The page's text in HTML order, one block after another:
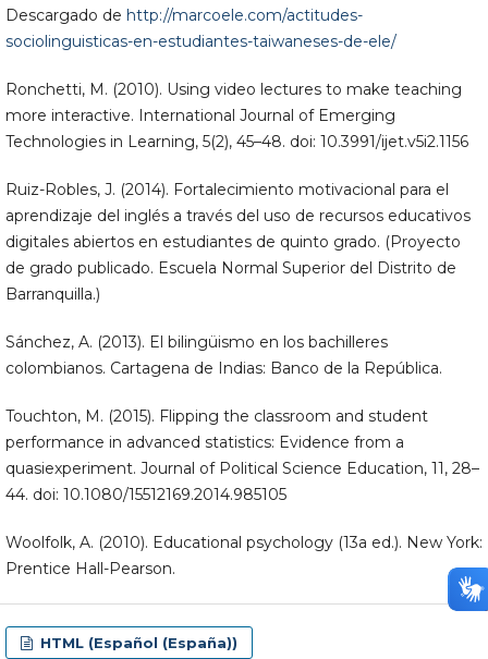
Descargado de http://marcoele.com/actitudes-
sociolinguisticas-en-estudiantes-taiwaneses-de-ele/
Ronchetti, M. (2010). Using video lectures to make teaching
more interactive. International Journal of Emerging
Technologies in Learning, 5(2), 45–48. doi: 10.3991/ijet.v5i2.1156
Ruiz-Robles, J. (2014). Fortalecimiento motivacional para el
aprendizaje del inglés a través del uso de recursos educativos
digitales abiertos en estudiantes de quinto grado. (Proyecto
de grado publicado. Escuela Normal Superior del Distrito de
Barranquilla.)
Sánchez, A. (2013). El bilingüismo en los bachilleres
colombianos. Cartagena de Indias: Banco de la República.
Touchton, M. (2015). Flipping the classroom and student
performance in advanced statistics: Evidence from a
quasiexperiment. Journal of Political Science Education, 11, 28–
44. doi: 10.1080/15512169.2014.985105
Woolfolk, A. (2010). Educational psychology (13a ed.). New York:
Prentice Hall-Pearson.
HTML (Español (España))